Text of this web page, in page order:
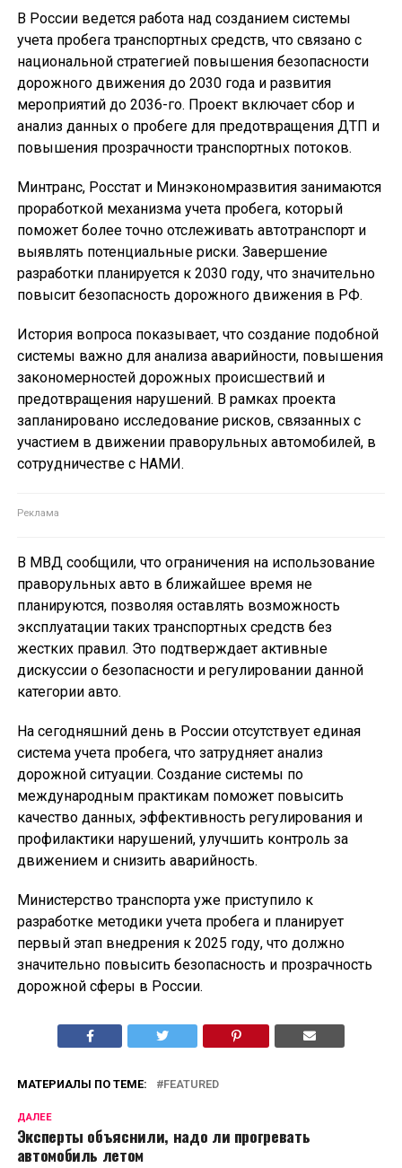
В России ведется работа над созданием системы
учета пробега транспортных средств, что связано с
национальной стратегией повышения безопасности
дорожного движения до 2030 года и развития
мероприятий до 2036-го. Проект включает сбор и
анализ данных о пробеге для предотвращения ДТП и
повышения прозрачности транспортных потоков.
Минтранс, Росстат и Минэкономразвития занимаются
проработкой механизма учета пробега, который
поможет более точно отслеживать автотранспорт и
выявлять потенциальные риски. Завершение
разработки планируется к 2030 году, что значительно
повысит безопасность дорожного движения в РФ.
История вопроса показывает, что создание подобной
системы важно для анализа аварийности, повышения
закономерностей дорожных происшествий и
предотвращения нарушений. В рамках проекта
запланировано исследование рисков, связанных с
участием в движении праворульных автомобилей, в
сотрудничестве с НАМИ.
В МВД сообщили, что ограничения на использование
праворульных авто в ближайшее время не
планируются, позволяя оставлять возможность
эксплуатации таких транспортных средств без
жестких правил. Это подтверждает активные
дискуссии о безопасности и регулировании данной
категории авто.
На сегодняшний день в России отсутствует единая
система учета пробега, что затрудняет анализ
дорожной ситуации. Создание системы по
международным практикам поможет повысить
качество данных, эффективность регулирования и
профилактики нарушений, улучшить контроль за
движением и снизить аварийность.
Министерство транспорта уже приступило к
разработке методики учета пробега и планирует
первый этап внедрения к 2025 году, что должно
значительно повысить безопасность и прозрачность
дорожной сферы в России.
МАТЕРИАЛЫ ПО ТЕМЕ: FEATURED
ДАЛЕЕ
Эксперты объяснили, надо ли прогревать
автомобиль летом